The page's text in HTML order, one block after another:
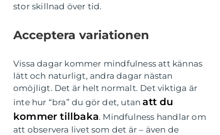
stor skillnad över tid.
Acceptera variationen
Vissa dagar kommer mindfulness att kännas
lätt och naturligt, andra dagar nästan
omöjligt. Det är helt normalt. Det viktiga är
inte hur “bra” du gör det, utan att du
kommer tillbaka. Mindfulness handlar om
att observera livet som det är – även de